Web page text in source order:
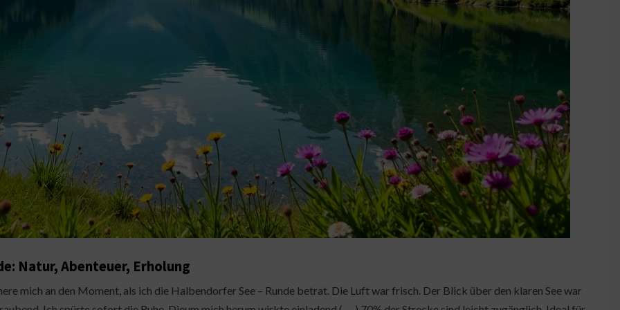
Natur, Abenteuer, Erholung
mich an den Moment, als ich die Halbendorfer See – Runde betrat. Die Luft war frisch. Der Blick über den klaren See war